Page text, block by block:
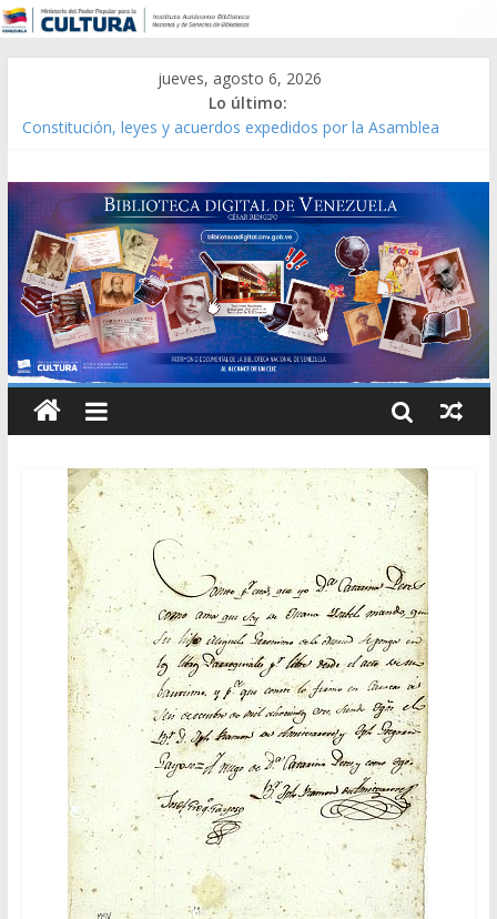
jueves, agosto 6, 2026
Lo último:
Constitución, leyes y acuerdos expedidos por la Asamblea
Modesta Bor Sánchez [material gráfico]
Gaceta Oficial de la República de Venezuela año CXXXIII Mes V,
Caracas 09 de marzo de 2006 N° 38.394
Catálogo temático de obras de Modesta Bor